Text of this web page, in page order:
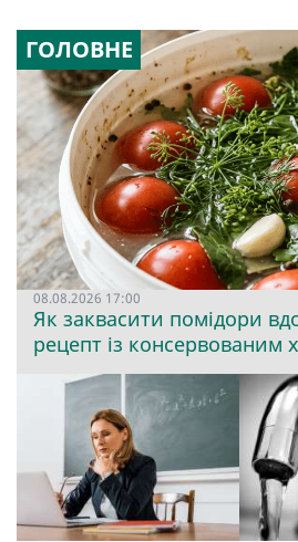
ГОЛОВНЕ
08.08.2026 17:00
Як заквасити помідори
рецепт із консервованим